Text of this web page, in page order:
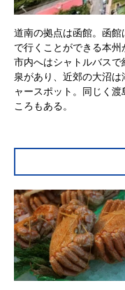
道南の拠点は函館。函
で行くことができる本
市内へはシャトルバス
泉があり、近郊の大沼
ャースポット。同じく
ころもある。